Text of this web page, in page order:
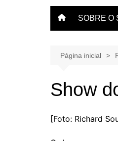
SOBRE O
Página inicial
Show
[Foto: Richard